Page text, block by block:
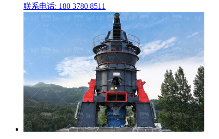
联系电话: 180 3780 8511